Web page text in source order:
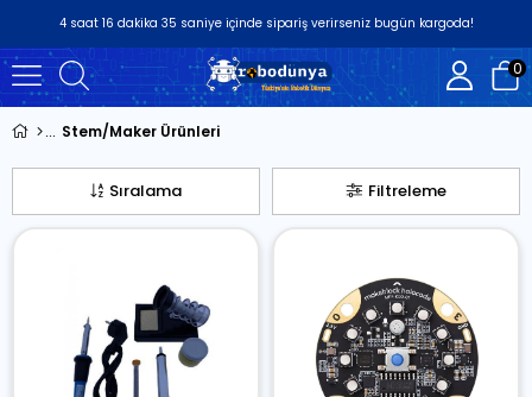
4 saat 16 dakika 34 saniyeiçinde sipariş verirseniz bugün kargoda!
0
Stem/Maker Ürünleri
Filtreleme
Sıralama